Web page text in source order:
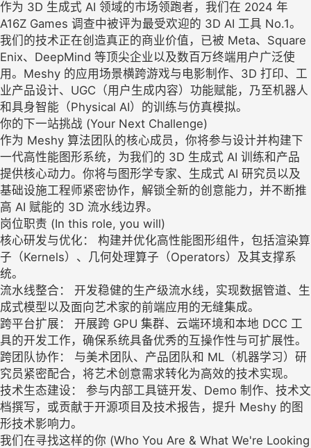
作为 3D 生成式 AI 领域的市场领跑者，我们在 2024 年
A16Z Games 调查中被评为最受欢迎的 3D AI 工具 No.1。
我们的技术正在创造真正的商业价值，已被 Meta、Square
Enix、DeepMind 等顶尖企业以及数百万终端用户广泛使
用。Meshy 的应用场景横跨游戏与电影制作、3D 打印、工
业产品设计、UGC（用户生成内容）功能赋能，乃至机器人
和具身智能（Physical AI）的训练与仿真模拟。
你的下一站挑战 (Your Next Challenge)
作为 Meshy 算法团队的核心成员，你将参与设计并构建下
一代高性能图形系统，为我们的 3D 生成式 AI 训练和产品
提供核心动力。你将与图形学专家、生成式 AI 研究员以及
基础设施工程师紧密协作，解锁全新的创意能力，并不断推
高 AI 赋能的 3D 流水线边界。
岗位职责 (In this role, you will)
核心研发与优化： 构建并优化高性能图形组件，包括渲染算
子（Kernels）、几何处理算子（Operators）及其支撑系
统。
流水线整合： 开发稳健的生产级流水线，实现数据管道、生
成式模型以及面向艺术家的前端应用的无缝集成。
跨平台扩展： 开展跨 GPU 集群、云端环境和本地 DCC 工
具的开发工作，确保系统具备优秀的互操作性与可扩展性。
跨团队协作： 与美术团队、产品团队和 ML（机器学习）研
究员紧密配合，将艺术创意需求转化为高效的技术实现。
技术生态建设： 参与内部工具链开发、Demo 制作、技术文
档撰写，或贡献于开源项目及技术报告，提升 Meshy 的图
形技术影响力。
我们在寻找这样的你 (Who You Are & What We're Looking